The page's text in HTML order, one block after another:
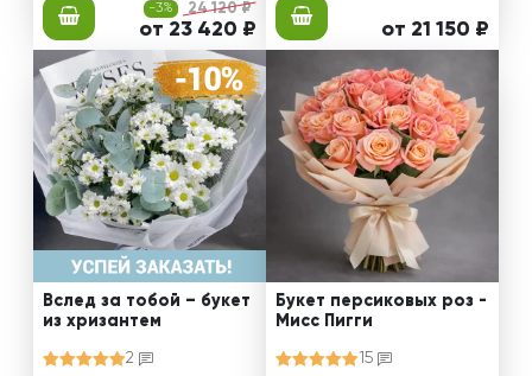
-3% 24 120 ₽
от 23 420 ₽ от 21 150 ₽
Вслед за тобой – букет
из хризантем
2
Букет персиковых роз -
Мисс Пигги
15